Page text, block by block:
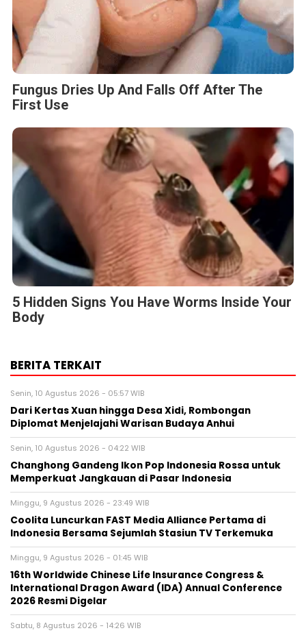
Fungus Dries Up And Falls Off After The
First Use
5 Hidden Signs You Have Worms Inside Your
Body
BERITA TERKAIT
Senin, 10 Agustus 2026 - 05:57 WIB
Dari Kertas Xuan hingga Desa Xidi, Rombongan
Diplomat Menjelajahi Warisan Budaya Anhui
Senin, 10 Agustus 2026 - 04:22 WIB
Changhong Gandeng Ikon Pop Indonesia Rossa untuk
Memperkuat Jangkauan di Pasar Indonesia
Minggu, 9 Agustus 2026 - 23:49 WIB
Coolita Luncurkan FAST Media Alliance Pertama di
Indonesia Bersama Sejumlah Stasiun TV Terkemuka
Minggu, 9 Agustus 2026 - 01:45 WIB
16th Worldwide Chinese Life Insurance Congress &
International Dragon Award (IDA) Annual Conference
2026 Resmi Digelar
Sabtu, 8 Agustus 2026 - 14:26 WIB